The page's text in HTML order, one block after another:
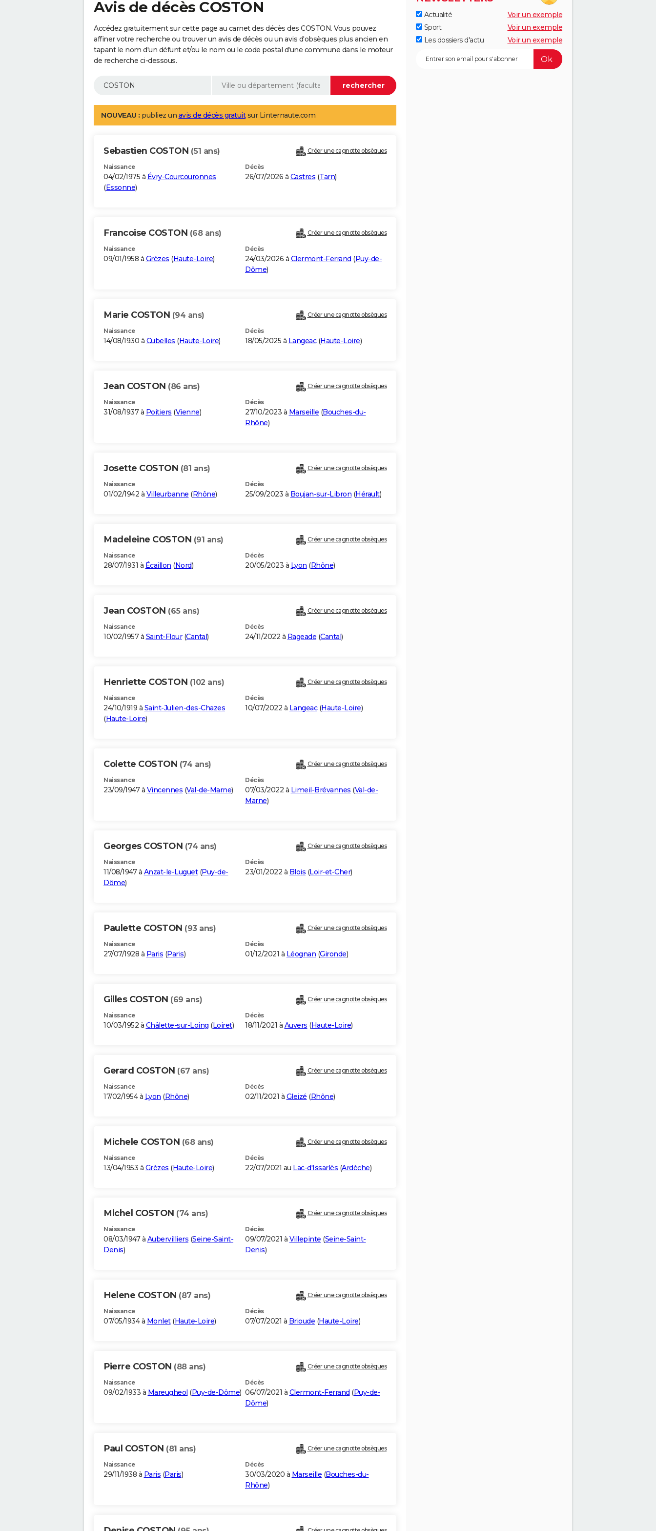
Avis de décès COSTON
Accédez gratuitement sur cette page au carnet des décès des COSTON. Vous pouvez
affiner votre recherche ou trouver un avis de décès ou un avis d'obsèques plus ancien en
tapant le nom d'un défunt et/ou le nom ou le code postal d'une commune dans le moteur
de recherche ci-dessous.
NOUVEAU : publiez un avis de décès gratuitsur Linternaute.com
Sebastien COSTON (51 ans) Créer une cagnotte obsèques
Naissance
04/02/1975 à Évry-Courcouronnes
(Essonne)
Décès
26/07/2026 à Castres (Tarn)
Francoise COSTON (68 ans) Créer une cagnotte obsèques
Naissance
09/01/1958 à Grèzes (Haute-Loire)
Décès
24/03/2026 à Clermont-Ferrand (Puy-de-
Dôme)
Marie COSTON (94 ans) Créer une cagnotte obsèques
Naissance
14/08/1930 à Cubelles (Haute-Loire)
Décès
18/05/2025 à Langeac(Haute-Loire)
Jean COSTON (86 ans) Créer une cagnotte obsèques
Naissance
31/08/1937 à Poitiers (Vienne)
Décès
27/10/2023 à Marseille (Bouches-du-
Rhône)
Josette COSTON (81 ans) Créer une cagnotte obsèques
Naissance
01/02/1942 à Villeurbanne (Rhône)
Décès
25/09/2023 à Boujan-sur-Libron (Hérault)
Madeleine COSTON (91 ans) Créer une cagnotte obsèques
Naissance
28/07/1931 à Écaillon (Nord)
Décès
20/05/2023 à Lyon (Rhône)
Jean COSTON (65 ans) Créer une cagnotte obsèques
Naissance
10/02/1957 à Saint-Flour(Cantal)
Décès
24/11/2022 à Rageade (Cantal)
Henriette COSTON (102 ans) Créer une cagnotte obsèques
Naissance
24/10/1919 à Saint-Julien-des-Chazes
(Haute-Loire)
Décès
10/07/2022 à Langeac(Haute-Loire)
Colette COSTON (74 ans) Créer une cagnotte obsèques
Naissance
23/09/1947 à Vincennes (Val-de-Marne)
Décès
07/03/2022 à Limeil-Brévannes (Val-de-
Marne)
Georges COSTON (74 ans) Créer une cagnotte obsèques
Naissance
11/08/1947 à Anzat-le-Luguet(Puy-de-
Dôme)
Décès
23/01/2022 à Blois (Loir-et-Cher)
Paulette COSTON (93 ans) Créer une cagnotte obsèques
Naissance
27/07/1928 à Paris (Paris)
Décès
01/12/2021 à Léognan (Gironde)
Gilles COSTON (69 ans) Créer une cagnotte obsèques
Naissance
10/03/1952 à Châlette-sur-Loing (Loiret)
Décès
18/11/2021 à Auvers (Haute-Loire)
Gerard COSTON (67 ans) Créer une cagnotte obsèques
Naissance
17/02/1954 à Lyon (Rhône)
Décès
02/11/2021 à Gleizé (Rhône)
Michele COSTON (68 ans) Créer une cagnotte obsèques
Naissance
13/04/1953 à Grèzes (Haute-Loire)
Décès
22/07/2021 au Lac-d'Issarlès (Ardèche)
Michel COSTON (74 ans) Créer une cagnotte obsèques
Naissance
08/03/1947 à Aubervilliers (Seine-Saint-
Denis)
Décès
09/07/2021 à Villepinte (Seine-Saint-
Denis)
Helene COSTON (87 ans) Créer une cagnotte obsèques
Naissance
07/05/1934 à Monlet(Haute-Loire)
Décès
07/07/2021 à Brioude (Haute-Loire)
Pierre COSTON (88 ans) Créer une cagnotte obsèques
Naissance
09/02/1933 à Mareugheol (Puy-de-Dôme)
Décès
06/07/2021 à Clermont-Ferrand (Puy-de-
Dôme)
Paul COSTON (81 ans) Créer une cagnotte obsèques
Naissance
29/11/1938 à Paris (Paris)
Décès
30/03/2020 à Marseille (Bouches-du-
Rhône)
Actualité
Voir un exemple
Sport
Voir un exemple
Les dossiers d'actu
Voir un exemple